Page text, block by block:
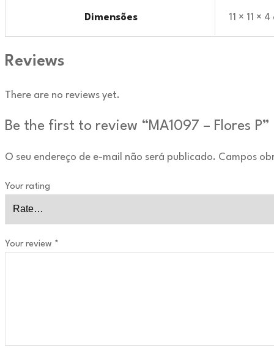
Dimensões 11 × 11 × 4
Reviews
There are no reviews yet.
Be the first to review “MA1097 – Flores P”
O seu endereço de e-mail não será publicado. Campos
Your rating
Your review *